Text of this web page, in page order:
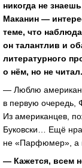
никогда не
Маканин —
теме, что
он талантлив и
литературного
о нём, но не
— Люблю
в первую очередь,
Из американцев,
Буковски… Ещё
не «Парфюмер», а
— Кажется, всем